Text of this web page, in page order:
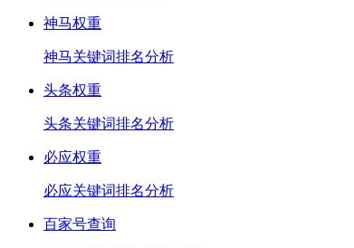
神马权重
神马关键词排名分析
头条权重
头条关键词排名分析
必应权重
必应关键词排名分析
百家号查询